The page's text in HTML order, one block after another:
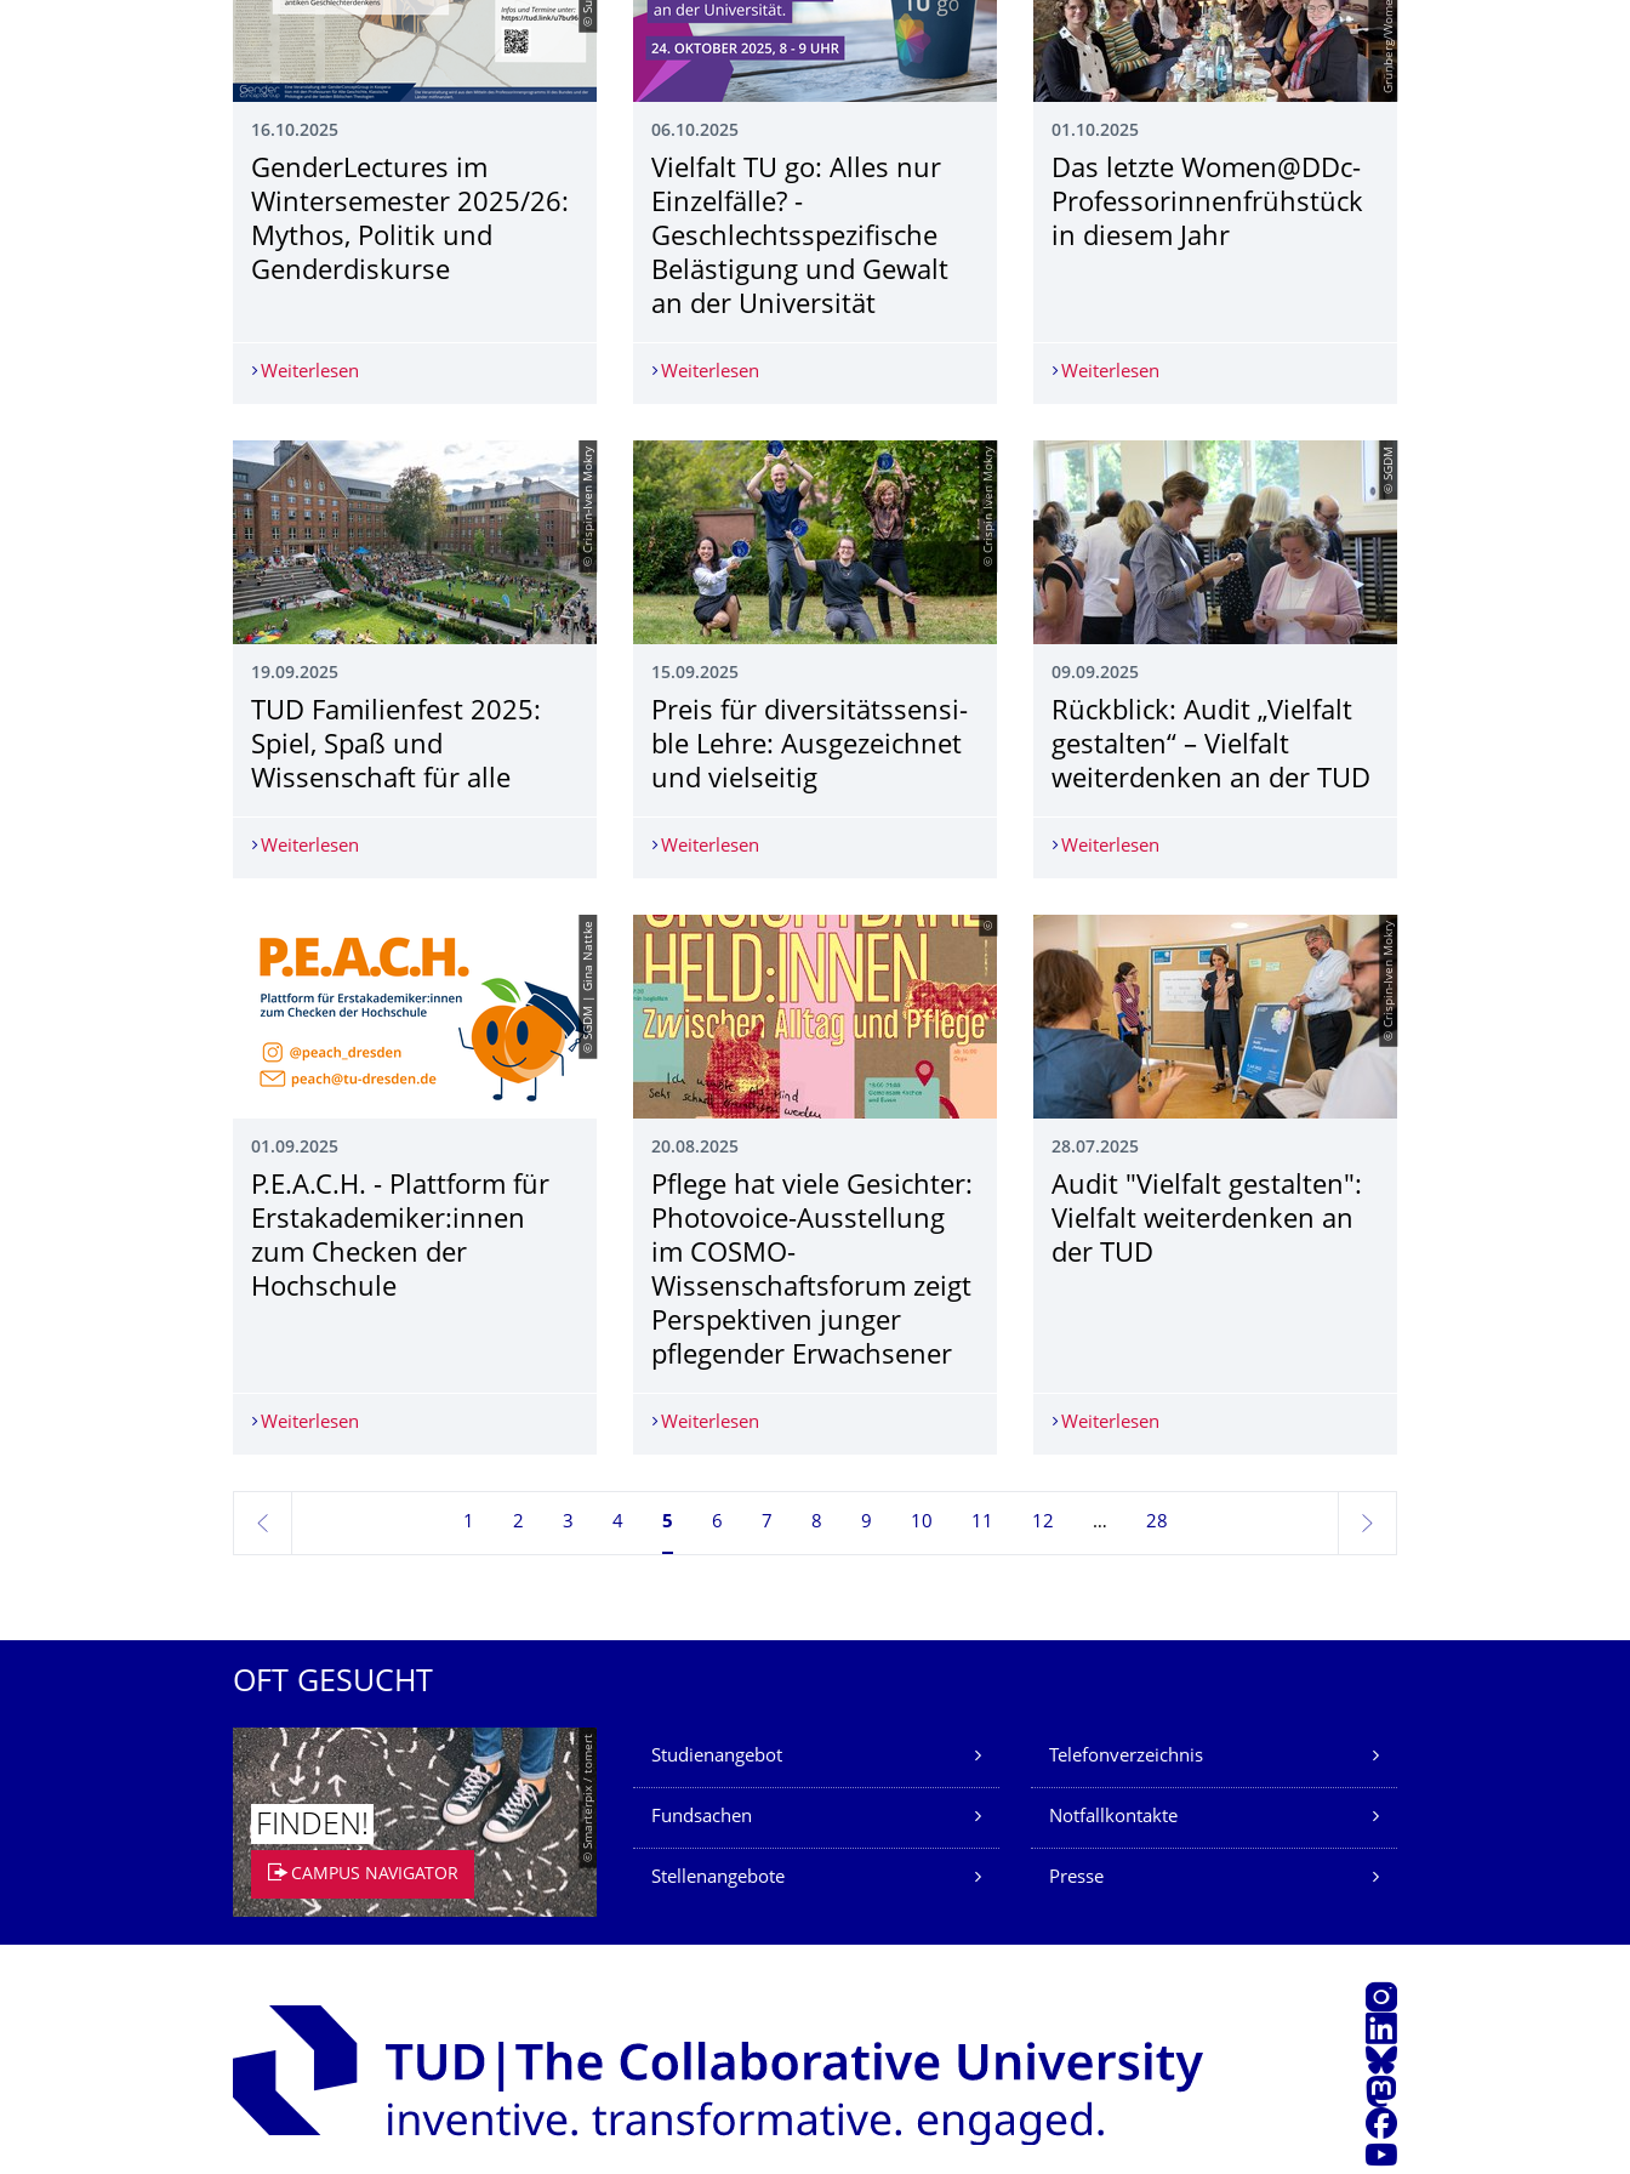
16.10.2025
GenderLectures im
Wintersemester 2025/26:
Mythos, Politik und
Genderdiskurse
Weiterlesen GenderLectures im Wintersemester 2025/26: Mythos, Politik und Genderdiskurse
06.10.2025
Vielfalt TU go: Alles nur
Einzelfälle? -
Geschlechtsspezi­fische
Belästigung und Gewalt
an der Universität
Weiterlesen Vielfalt TU go: Alles nur Einzelfälle? - Geschlechtsspezifische Belästigung und Gewalt an der Universität
01.10.2025
Das letzte Women@DDc-
Professorinnen­frühstück
in diesem Jahr
Weiterlesen
© Crispin-Iven Mokry
19.09.2025
TUD Familienfest 2025:
Spiel, Spaß und
Wissenschaft für alle
Weiterlesen TUD Familienfest 2025: Spiel, Spaß und Wissenschaft für alle
© Crispin Iven Mokry
15.09.2025
Preis für diversitätssensi­
ble Lehre: Ausgezeichnet
und vielseitig
Weiterlesen Preis für diversitätssensible Lehre: Ausgezeichnet und vielseitig
© SGDM
09.09.2025
Rückblick: Audit „Vielfalt
gestalten“ – Vielfalt
weiterdenken an der TUD
Weiterlesen
© SGDM | Gina Nattke
01.09.2025
P.E.A.C.H. - Plattform für
Erstakademiker:innen
zum Checken der
Hochschule
Weiterlesen P.E.A.C.H. - Plattform für Erstakademiker:innen zum Checken der Hochschule
©
20.08.2025
Pflege hat viele Gesichter:
Photovoice-Ausstellung
im COSMO-
Wissenschaftsforum zeigt
Perspektiven junger
pflegender Erwachsener
Weiterlesen Pflege hat viele Gesichter: Photovoice-Ausstellung im COSMO-Wissenschaftsforum zeigt Perspektiven
© Crispin-Iven Mokry
28.07.2025
Audit "Vielfalt gestalten":
Vielfalt weiterdenken an
der TUD
Weiterlesen
zurück
1 2 3 4 Seite 5, aktuell ausgewählt
5 6 7 8 9 10 11 12 28
weiter
OFT GESUCHT
© Smarterpix / tomert
FINDEN!
CAMPUS NAVIGATOR
Unsere Dienste
Studienangebot Telefonverzeichnis
Fundsachen Notfallkontakte
Stellenangebote Presse
Instagram
LinkedIn
Bluesky
Mastodon
Facebook
Youtube